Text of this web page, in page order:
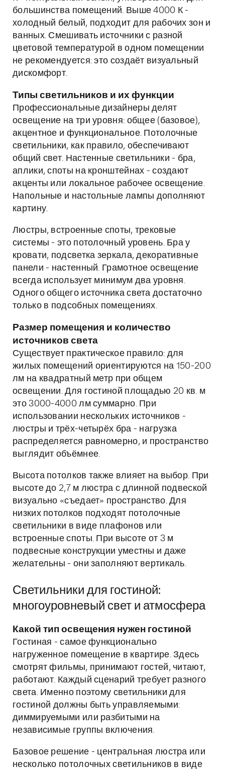
большинства помещений. Выше 4000 К -
холодный белый, подходит для рабочих зон и
ванных. Смешивать источники с разной
цветовой температурой в одном помещении
не рекомендуется: это создаёт визуальный
дискомфорт.
Типы светильников и их функции
Профессиональные дизайнеры делят
освещение на три уровня: общее (базовое),
акцентное и функциональное. Потолочные
светильники, как правило, обеспечивают
общий свет. Настенные светильники - бра,
аплики, споты на кронштейнах - создают
акценты или локальное рабочее освещение.
Напольные и настольные лампы дополняют
картину.
Люстры, встроенные споты, трековые
системы - это потолочный уровень. Бра у
кровати, подсветка зеркала, декоративные
панели - настенный. Грамотное освещение
всегда использует минимум два уровня.
Одного общего источника света достаточно
только в подсобных помещениях.
Размер помещения и количество
источников света
Существует практическое правило: для
жилых помещений ориентируются на 150-200
лм на квадратный метр при общем
освещении. Для гостиной площадью 20 кв. м
это 3000-4000 лм суммарно. При
использовании нескольких источников -
люстры и трёх-четырёх бра - нагрузка
распределяется равномерно, и пространство
выглядит объёмнее.
Высота потолков также влияет на выбор. При
высоте до 2,7 м люстра с длинной подвеской
визуально «съедает» пространство. Для
низких потолков подходят потолочные
светильники в виде плафонов или
встроенные споты. При высоте от 3 м
подвесные конструкции уместны и даже
желательны - они заполняют вертикаль.
Светильники для гостиной:
многоуровневый свет и атмосфера
Какой тип освещения нужен гостиной
Гостиная - самое функционально
нагруженное помещение в квартире. Здесь
смотрят фильмы, принимают гостей, читают,
работают. Каждый сценарий требует разного
света. Именно поэтому светильники для
гостиной должны быть управляемыми:
диммируемыми или разбитыми на
независимые группы включения.
Базовое решение - центральная люстра или
несколько потолочных светильников в виде